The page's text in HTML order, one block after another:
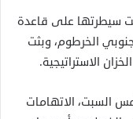
سيطرتها على قاعدة
الخرطوم، وبثت
الاستراتيجية.
السبت، الاتهامات